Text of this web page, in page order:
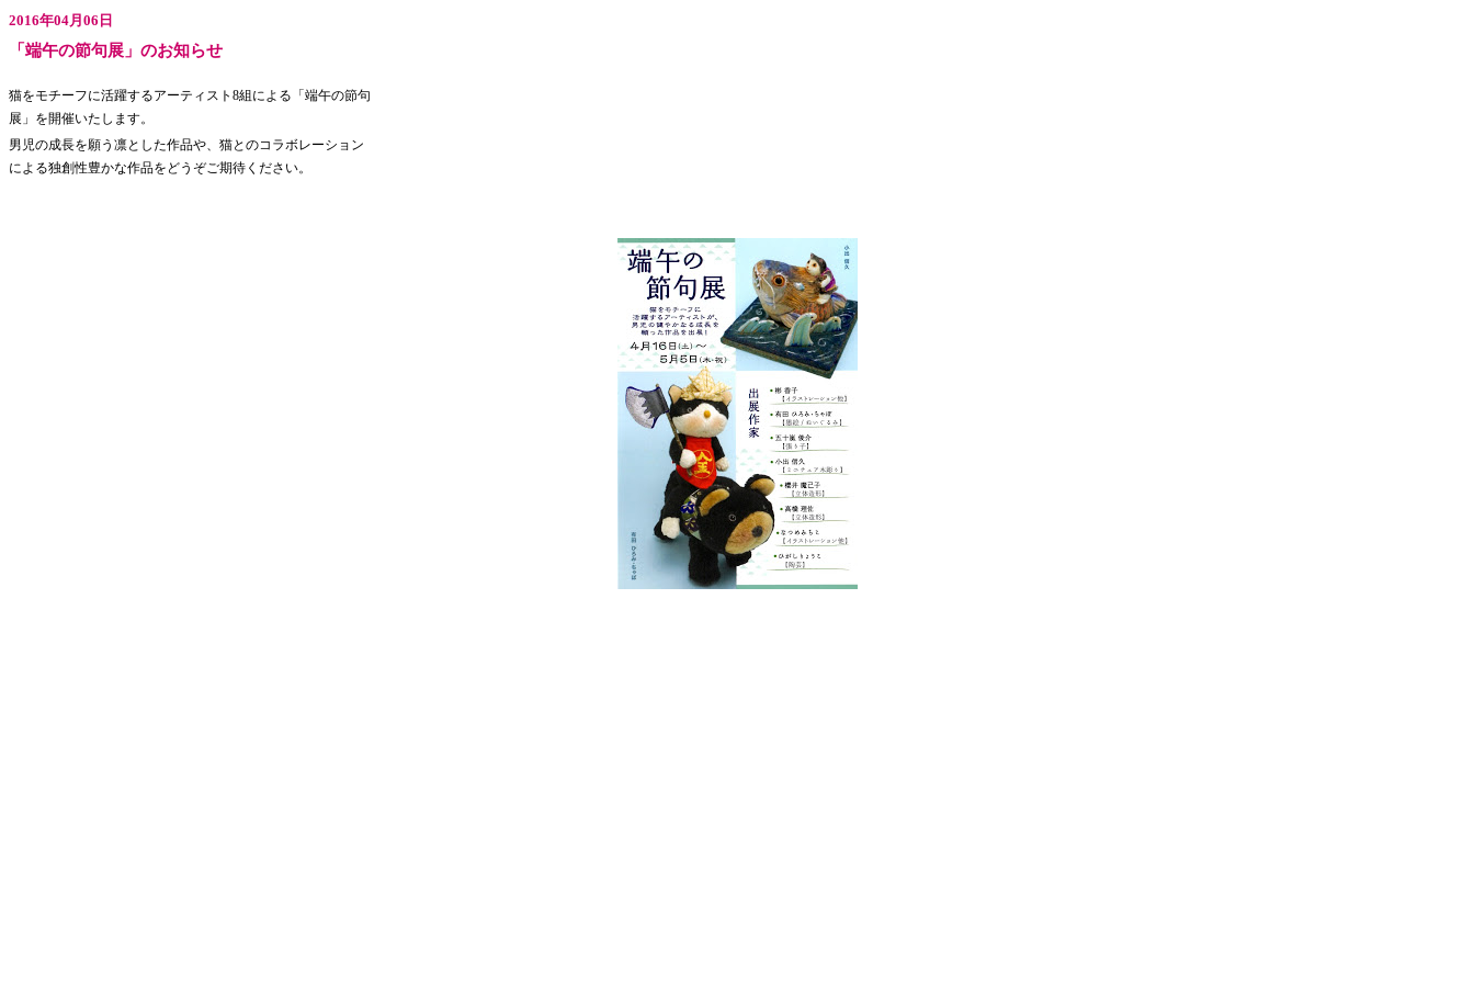
2016年04月06日
「端午の節句展」のお知らせ
猫をモチーフに活躍するアーティスト8組による「端午の節句
展」を開催いたします。
男児の成長を願う凛とした作品や、猫とのコラボレーション
による独創性豊かな作品をどうぞご期待ください。